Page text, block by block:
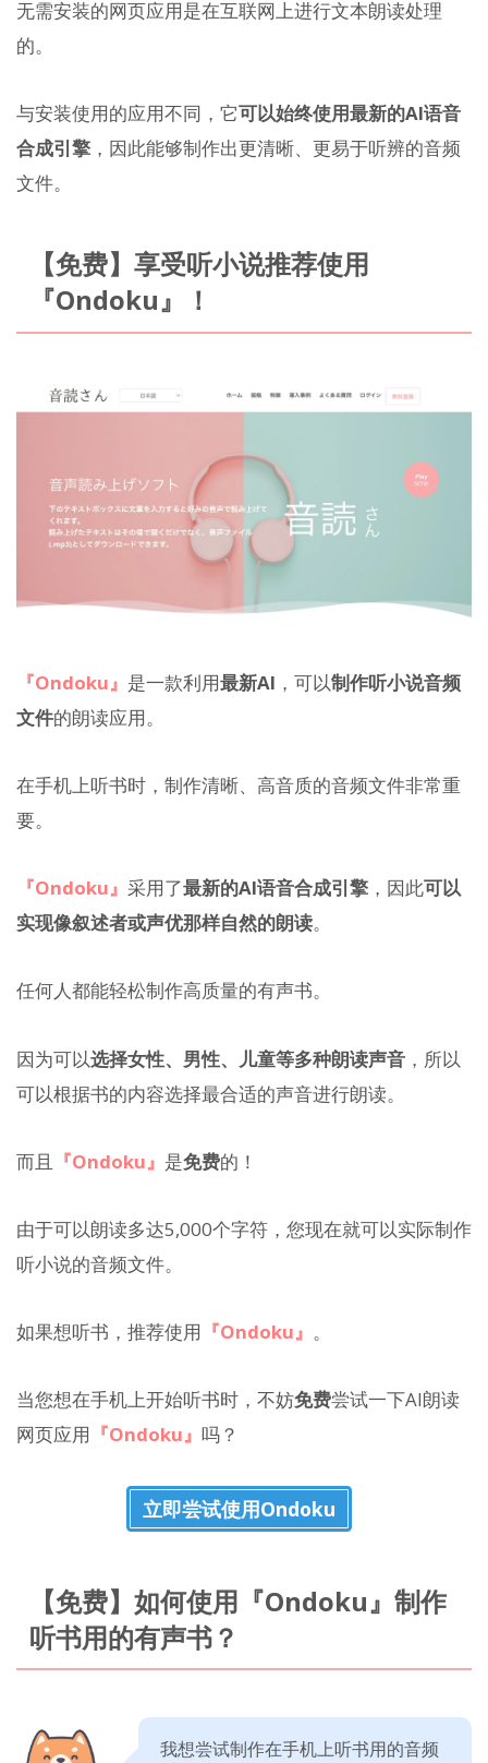
无需安装的网页应用是在互联网上进行文本朗读处理
的。
与安装使用的应用不同，它可以始终使用最新的AI语音
合成引擎 ，因此能够制作出更清晰、更易于听辨的音频
文件。
【免费】享受听小说推荐使用
『Ondoku』！
『Ondoku』 是一款利用最新AI ，可以制作听小说音频
文件的朗读应用。
在手机上听书时，制作清晰、高音质的音频文件非常重
要。
『Ondoku』 采用了最新的AI语音合成引擎 ，因此可以
实现像叙述者或声优那样自然的朗读。
任何人都能轻松制作高质量的有声书。
因为可以选择女性、男性、儿童等多种朗读声音 ，所以
可以根据书的内容选择最合适的声音进行朗读。
而且 『Ondoku』 是免费的！
由于可以朗读多达5,000个字符，您现在就可以实际制作
听小说的音频文件。
如果想听书，推荐使用 『Ondoku』 。
当您想在手机上开始听书时，不妨免费尝试一下AI朗读
网页应用 『Ondoku』 吗？
立即尝试使用Ondoku
【免费】如何使用『Ondoku』制作
听书用的有声书？
我想尝试制作在手机上听书用的音频